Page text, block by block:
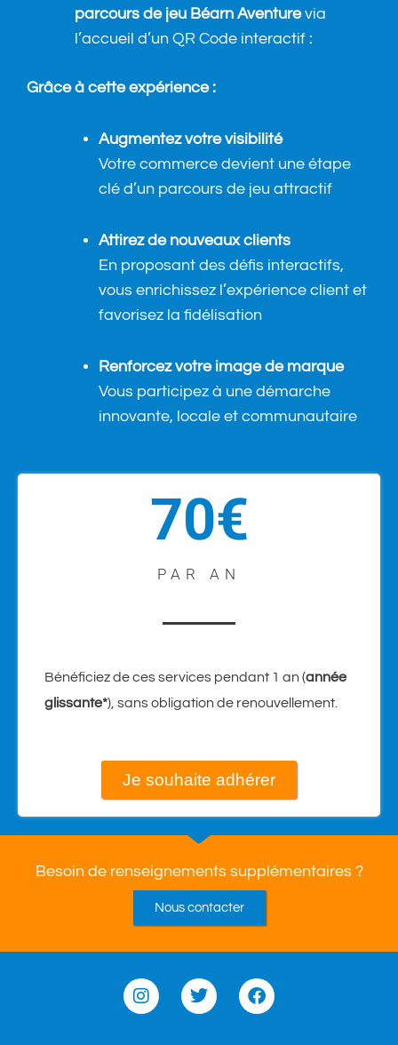
parcours de jeu Béarn Aventurevia
l’accueil d’un QR Code interactif :
Grâce à cette expérience :
Augmentez votre visibilité
Votre commerce devient une étape
clé d’un parcours de jeu attractif
Attirez de nouveaux clients
En proposant des défis interactifs,
vous enrichissez l’expérience client et
favorisez la fidélisation
Renforcez votre image de marque
Vous participez à une démarche
innovante, locale et communautaire
70€
PAR AN
Bénéficiez de ces services pendant 1 an (année
glissante*), sans obligation de renouvellement.
Je souhaite adhérer
Besoin de renseignements supplémentaires ?
Nous contacter
I
n
T
w
F
a